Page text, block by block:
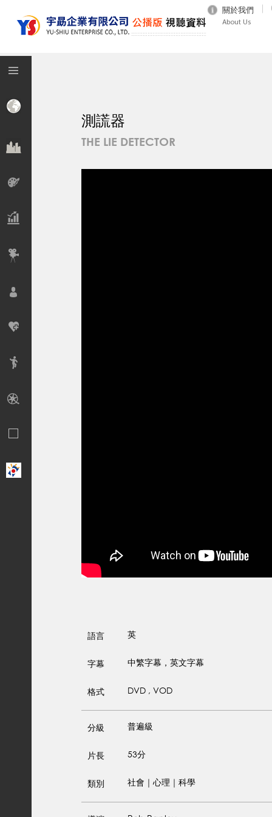
關於我們
About Us
測謊器
THE LIE DETECTOR
語言 英
字幕 中繁字幕，英文字幕
格式 DVD , VOD
分級 普遍級
片長 53分
類別 社會｜心理｜科學